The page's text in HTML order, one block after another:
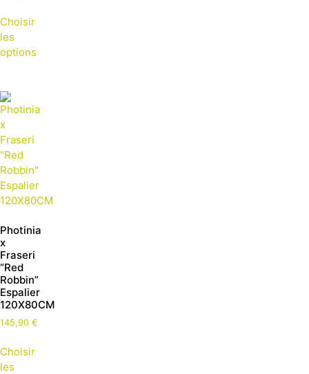
Choisir
les
options
Photinia
x
Fraseri
“Red
Robbin”
Espalier
120X80CM
145,90 €
Choisir
les